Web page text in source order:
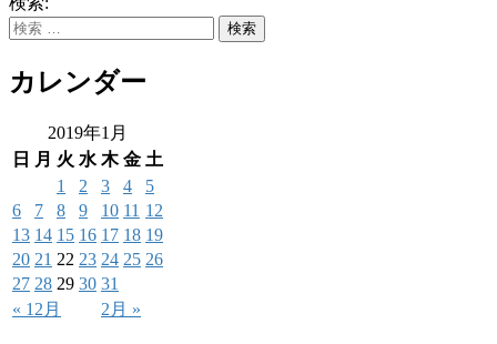
カレンダー
2019年1月
日
月 火 水 木 金 土
« 12月 2月 »
1 2 3 4
5
6
7 8 9 10 11 12
13 14 15 16 17 18 19
20 21 22 23 24 25 26
27 28 29 30 31